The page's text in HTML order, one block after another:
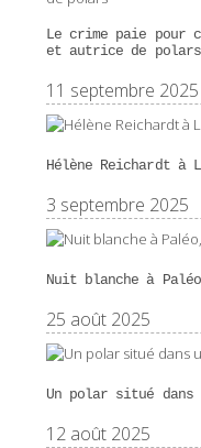
Le crime paie
et autrice de polars
11 septembre 2025
Hélène Reichardt à
3 septembre 2025
Nuit blanche à
25 août 2025
Un polar situé dans
12 août 2025